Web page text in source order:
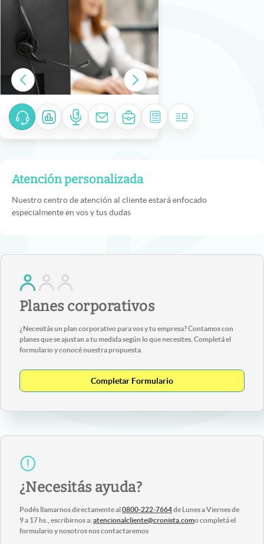
Atención personalizada
Nuestro centro de atención al cliente estará enfocado
especialmente en vos y tus dudas
Planes corporativos
¿Necesitás un plan corporativo para vos y tu empresa? Contamos con
planes que se ajustan a tu medida según lo que necesites. Completá el
formulario y conocé nuestra propuesta.
Completar Formulario
¿Necesitás ayuda?
Podés llamarnos directamente al 0800-222-7664de Lunes a Viernes de
9 a 17 hs., escribirnos a:atencionalcliente@cronista.como completá el
formulario y nosotros nos contactaremos